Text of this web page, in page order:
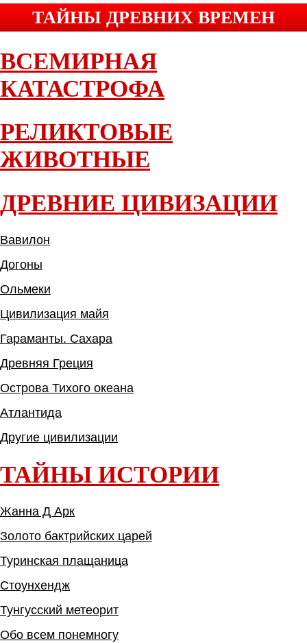
ТАЙНЫ ДРЕВНИХ ВРЕМЕН
ВСЕМИРНАЯ
КАТАСТРОФА
РЕЛИКТОВЫЕ
ЖИВОТНЫЕ
ДРЕВНИЕ ЦИВИЗАЦИИ
Вавилон
Догоны
Ольмеки
Цивилизация майя
Гараманты. Сахара
Древняя Греция
Острова Тихого океана
Атлантида
Другие цивилизации
ТАЙНЫ ИСТОРИИ
Жанна Д Арк
Золото бактрийских царей
Туринская плащаница
Стоунхендж
Тунгусский метеорит
Обо всем понемногу